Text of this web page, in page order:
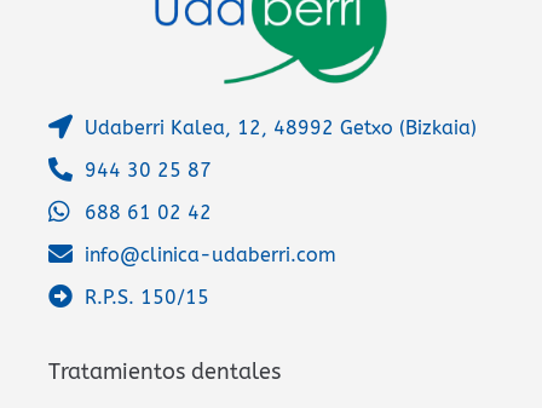
Udaberri Kalea, 12, 48992 Getxo (Bizkaia)
944 30 25 87
688 61 02 42
info@clinica-udaberri.com
R.P.S. 150/15
Tratamientos dentales